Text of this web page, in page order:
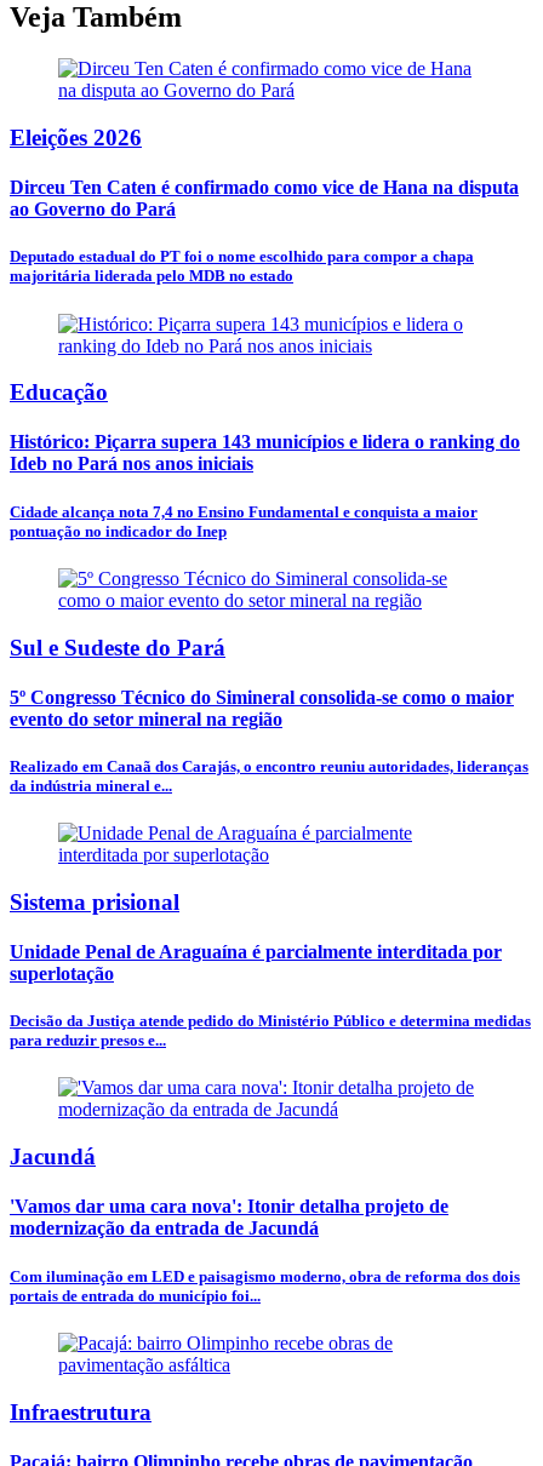
Veja Também
Eleições 2026
Dirceu Ten Caten é confirmado como vice de Hana na disputa
ao Governo do Pará
Deputado estadual do PT foi o nome escolhido para compor a chapa
majoritária liderada pelo MDB no estado
Educação
Histórico: Piçarra supera 143 municípios e lidera o ranking do
Ideb no Pará nos anos iniciais
Cidade alcança nota 7,4 no Ensino Fundamental e conquista a maior
pontuação no indicador do Inep
Sul e Sudeste do Pará
5º Congresso Técnico do Simineral consolida-se como o maior
evento do setor mineral na região
Realizado em Canaã dos Carajás, o encontro reuniu autoridades, lideranças
da indústria mineral e...
Sistema prisional
Unidade Penal de Araguaína é parcialmente interditada por
superlotação
Decisão da Justiça atende pedido do Ministério Público e determina medidas
para reduzir presos e...
Jacundá
'Vamos dar uma cara nova': Itonir detalha projeto de
modernização da entrada de Jacundá
Com iluminação em LED e paisagismo moderno, obra de reforma dos dois
portais de entrada do município foi...
Infraestrutura
Pacajá: bairro Olimpinho recebe obras de pavimentação